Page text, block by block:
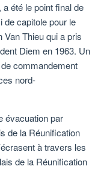
a été le point final de
de capitole pour le
Van Thieu qui a pris
Diem en 1963. Un
commandement
nord-
évacuation par
de la Réunification
à travers les
de la Réunification